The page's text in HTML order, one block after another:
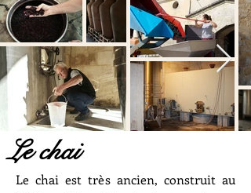
Le chai
Le chai est très ancien, construit au